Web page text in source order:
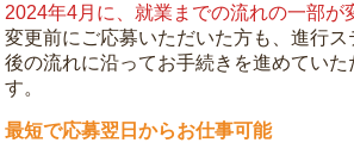
2024年4月に、就業までの流れの一部が
変更前にご応募いただいた方も、進行
後の流れに沿ってお手続きを進めていた
す。
最短で応募翌日からお仕事可能